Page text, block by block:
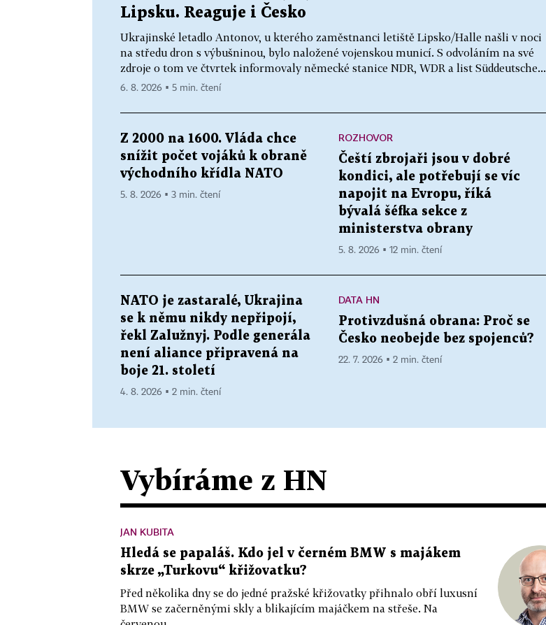
Lipsku. Reaguje i Česko
Ukrajinské letadlo Antonov, u kterého zaměstnanci letiště Lipsko/Halle našli v noci
na středu dron s výbušninou, bylo naložené vojenskou municí. S odvoláním na své
zdroje o tom ve čtvrtek informovaly německé stanice NDR, WDR a list Süddeutsche...
6. 8. 2026 ▪ 5 min. čtení
Z 2000 na 1600. Vláda chce
snížit počet vojáků k obraně
východního křídla NATO
5. 8. 2026 ▪ 3 min. čtení
ROZHOVOR
Čeští zbrojaři jsou v dobré
kondici, ale potřebují se víc
napojit na Evropu, říká
bývalá šéfka sekce z
ministerstva obrany
5. 8. 2026 ▪ 12 min. čtení
NATO je zastaralé, Ukrajina
se k němu nikdy nepřipojí,
řekl Zalužnyj. Podle generála
není aliance připravená na
boje 21. století
4. 8. 2026 ▪ 2 min. čtení
DATA HN
Protivzdušná obrana: Proč se
Česko neobejde bez spojenců?
22. 7. 2026 ▪ 2 min. čtení
Vybíráme z HN
JAN KUBITA
Hledá se papaláš. Kdo jel v černém BMW s majákem
skrze „Turkovu“ křižovatku?
Před několika dny se do jedné pražské křižovatky přihnalo obří luxusní
BMW se začerněnými skly a blikajícím majáčkem na střeše. Na